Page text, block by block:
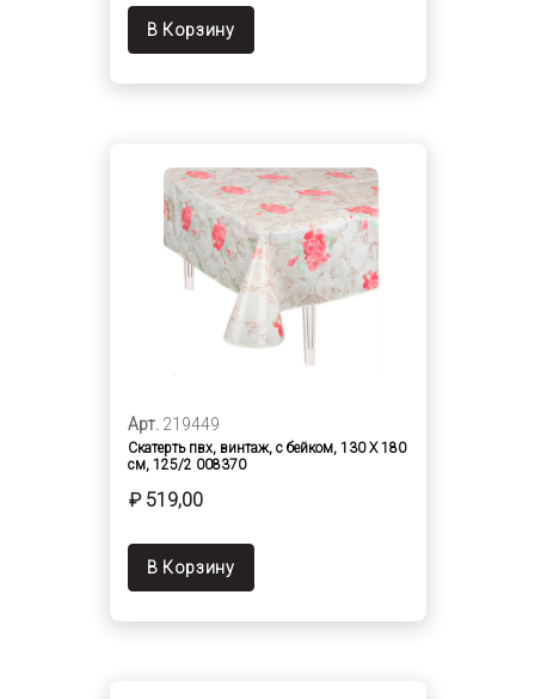
В Корзину
Арт. 219449
Скатерть пвх, винтаж, с бейком, 130 Х 180
см, 125/2 008370
₽ 519,00
В Корзину